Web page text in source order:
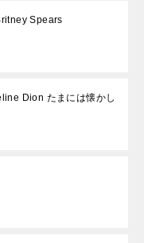
Spears
Dion たまには懐かし